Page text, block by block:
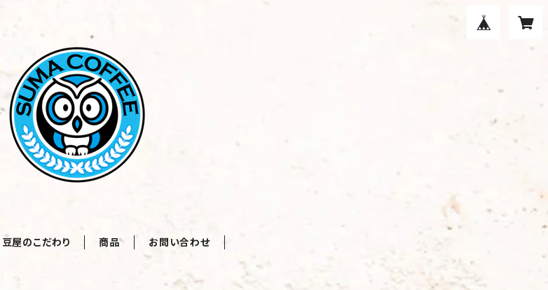
豆屋のこだわり 商品 お問い合わせ